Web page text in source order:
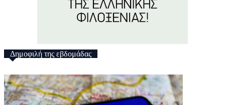
Δημοφιλή της εβδομάδας